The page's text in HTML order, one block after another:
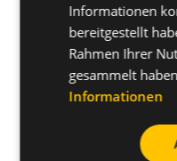
Haben
Informationen
bereitgestellt
Rahmen Ihrer
gesammelt
Informationen